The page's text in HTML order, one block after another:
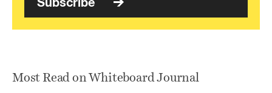
Most Read on Whiteboard Journal